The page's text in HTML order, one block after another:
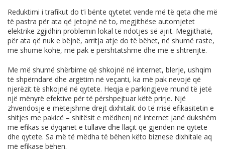
Reduktimi i trafikut do t’i bënte qytetet vende më të qeta dhe më
të pastra për ata që jetojnë në to, megjithëse automjetet
elektrike zgjidhin problemin lokal të ndotjes së ajrit. Megjithatë,
për ata që nuk e bëjnë, arritja atje do të bëhet, në shumë raste,
më shumë kohë, më pak e përshtatshme dhe më e shtrenjtë.
Me më shumë shërbime që shkojnë në internet, blerje, ushqim
të shpërndarë dhe argëtim në veçanti, ka më pak nevojë që
njerëzit të shkojnë në qytete. Heqja e parkingjeve mund të jetë
një mënyrë efektive për të përshpejtuar këtë prirje. Një
zhvendosje e mëtejshme drejt dixhitalit do të rrisë efikasitetin e
shitjes me pakicë – shitësit e mëdhenj në internet janë dukshëm
më efikas se dyqanet e tullave dhe llaçit që gjenden në qytete
dhe qytete. Sa më të mëdha të bëhen këto biznese dixhitale aq
më efikase bëhen.